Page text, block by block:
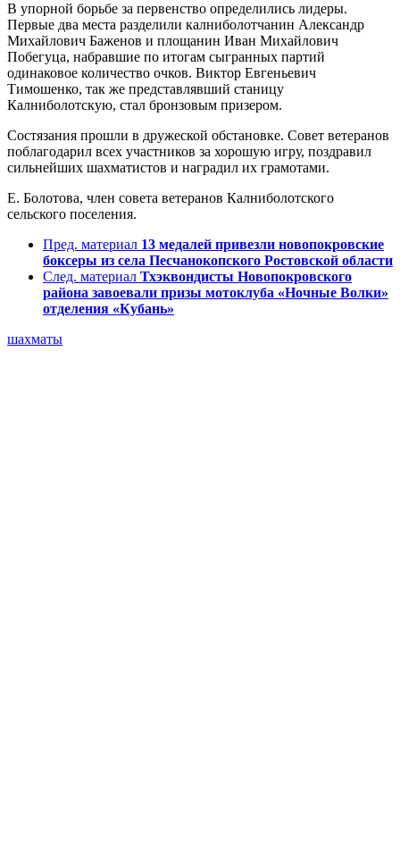
В упорной борьбе за первенство определились лидеры.
Первые два места разделили калниболотчанин Александр
Михайлович Баженов и площанин Иван Михайлович
Побегуца, набравшие по итогам сыгранных партий
одинаковое количество очков. Виктор Евгеньевич
Тимошенко, так же представлявший станицу
Калниболотскую, стал бронзовым призером.
Состязания прошли в дружеской обстановке. Совет ветеранов
поблагодарил всех участников за хорошую игру, поздравил
сильнейших шахматистов и наградил их грамотами.
Е. Болотова, член совета ветеранов Калниболотского
сельского поселения.
Пред. материал 13 медалей привезли новопокровские
боксеры из села Песчанокопского Ростовской области
След. материал Тхэквондисты Новопокровского
района завоевали призы мотоклуба «Ночные Волки»
отделения «Кубань»
шахматы